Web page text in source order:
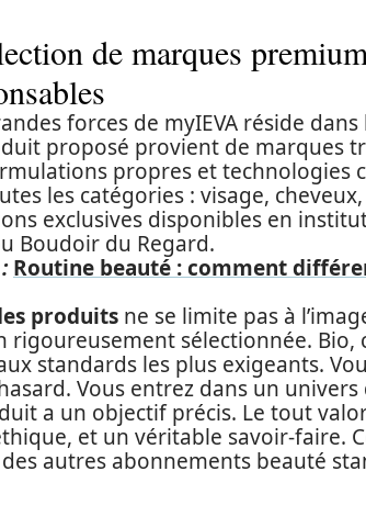
de marques
forces de myIEVA réside
proposé provient de marques
propres et technologies
les catégories : visage,
exclusives disponibles en
Boudoir du Regard.
Routine beauté : comment
produits ne se limite pas à
rigoureusement sélectionnée. Bio,
standards les plus exigeants.
Vous entrez dans un
a un objectif précis. Le tout
et un véritable savoir-faire.
autres abonnements beauté